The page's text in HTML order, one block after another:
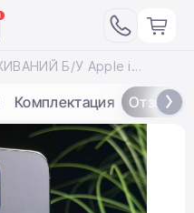
ВЖИВАНИЙ Б/У Apple iPhone 14 Pro Max 512GB Deep Purple (MQAM3) - Состояние: хороший | Аккумулятор: 100% | Комплектация: iPhone, кабель | Гарантия: 3 мес.
Комплектация Отзывы